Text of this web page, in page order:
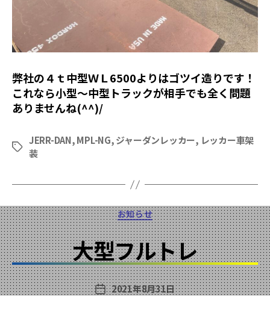
弊社の４ｔ中型ＷＬ6500よりはゴツイ造りです！
これなら小型～中型トラックが相手でも全く問題
ありませんね(^^)/
タ
JERR-DAN,MPL-NG,ジャーダンレッカー, レッカー車架
装
カ
テ
ゴ
リ
ー
お知らせ
大型フルトレ
投 2021年8月31日